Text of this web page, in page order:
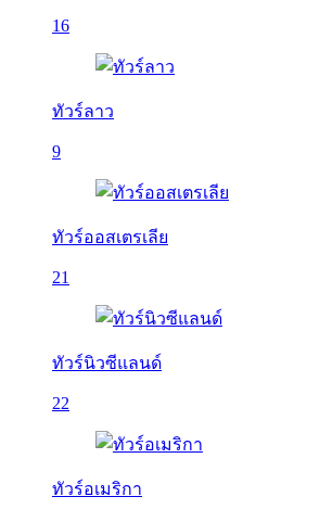
16
ทัวร์ลาว
9
ทัวร์ออสเตรเลีย
21
ทัวร์นิวซีแลนด์
22
ทัวร์อเมริกา